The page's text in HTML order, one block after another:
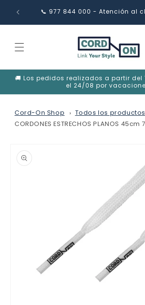
directamente📞 977 844 000 - Atención al
🚚 Los pedidos realizados a partir
el 24/08 por
Cord-On Shop
Todos los
CORDONES ESTRECHOS PLANOS
información